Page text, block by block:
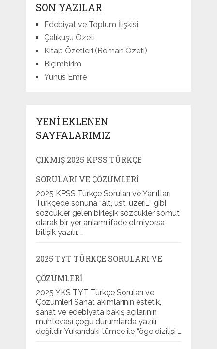
SON YAZILAR
Edebiyat ve Toplum İlişkisi
Çalıkuşu Özeti
Kitap Özetleri (Roman Özeti)
Biçimbirim
Yunus Emre
YENI EKLENEN
SAYFALARIMIZ
ÇIKMIŞ 2025 KPSS TÜRKÇE
SORULARI VE ÇÖZÜMLERI
2025 KPSS Türkçe Soruları ve Yanıtları
Türkçede sonuna “alt, üst, üzeri…” gibi
sözcükler gelen birleşik sözcükler somut
olarak bir yer anlamı ifade etmiyorsa
bitişik yazılır. …
2025 TYT TÜRKÇE SORULARI VE
ÇÖZÜMLERI
2025 YKS TYT Türkçe Soruları ve
Çözümleri Sanat akımlarının estetik,
sanat ve edebiyata bakış açılarının
muhtevası çoğu durumlarda yazılı
değildir. Yukarıdaki tümce ile “öge dizilişi …